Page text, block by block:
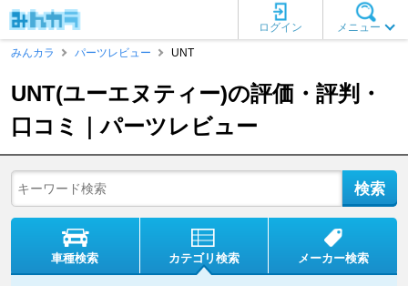
メニュー
ログイン
みんカラ
パーツレビュー UNT
UNT(ユーエヌティー)の評価・評判・
口コミ｜パーツレビュー
車種検索 カテゴリ検索 メーカー検索